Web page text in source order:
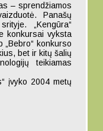
– sprendžiamos
Panašų
„Kengūra“
konkursai vyksta
konkurso
bet ir kitų šalių
teikiamas
įvyko 2004 metų